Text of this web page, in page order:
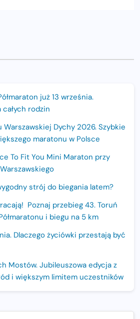
już 13 września.
rodzin
Warszawskiej Dychy 2026. Szybkie
maratonu w Polsce
To Fit You Mini Maraton przy
strój do biegania latem?
Poznaj przebieg 43. Toruń
i biegu na 5 km
Dlaczego życiówki przestają być
Mostów. Jubileuszowa edycja z
i większym limitem uczestników